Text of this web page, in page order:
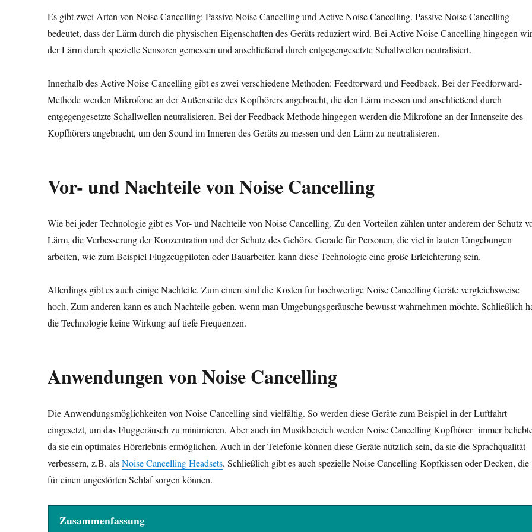
Es gibt zwei Arten von Noise Cancelling: Passive Noise Cancelling und Active Noise Cancelling. Passive Noise Cancelling
bedeutet, dass der Lärm durch die physischen Eigenschaften des Geräts reduziert wird. Bei Active Noise Cancelling hingegen
der Lärm durch spezielle Sensoren gemessen und anschließend durch entgegengesetzte Schallwellen neutralisiert.
Innerhalb des Active Noise Cancelling gibt es zwei verschiedene Methoden: Feedforward und Feedback. Bei der Feedforward-
Methode werden Mikrofone an der Außenseite des Kopfhörers angebracht, die den Lärm messen und anschließend durch
entgegengesetzte Schallwellen neutralisieren. Bei der Feedback-Methode hingegen werden die Mikrofone an der Innenseite des
Kopfhörers angebracht, um den Sound im Inneren des Geräts zu messen und den Lärm zu neutralisieren.
Vor- und Nachteile von Noise Cancelling
Wie bei jeder Technologie gibt es Vor- und Nachteile von Noise Cancelling. Zu den Vorteilen zählen unter anderem der Schutz
Lärm, die Verbesserung der Konzentration und der Schutz des Gehörs. Gerade für Personen, die viel in lauten Umgebungen
arbeiten, wie zum Beispiel Flugzeugpiloten oder Bauarbeiter, kann diese Technologie eine große Erleichterung sein.
Allerdings gibt es auch einige Nachteile. Zum einen sind die Kosten für hochwertige Noise Cancelling Geräte vergleichsweise
hoch. Zum anderen kann es auch Nachteile geben, wenn man Umgebungsgeräusche bewusst wahrnehmen möchte. Schließlich
die Technologie keine Wirkung auf tiefe Frequenzen.
Anwendungen von Noise Cancelling
Die Anwendungsmöglichkeiten von Noise Cancelling sind vielfältig. So werden diese Geräte zum Beispiel in der Luftfahrt
eingesetzt, um das Fluggeräusch zu minimieren. Aber auch im Musikbereich werden Noise Cancelling Kopfhörer immer
da sie ein optimales Hörerlebnis ermöglichen. Auch in der Telefonie können diese Geräte nützlich sein, da sie die Sprachqualität
verbessern, z.B. alsNoise Cancelling Headsets. Schließlich gibt es auch spezielle Noise Cancelling Kopfkissen oder Decken, die
für einen ungestörten Schlaf sorgen können.
Zusammenfassung